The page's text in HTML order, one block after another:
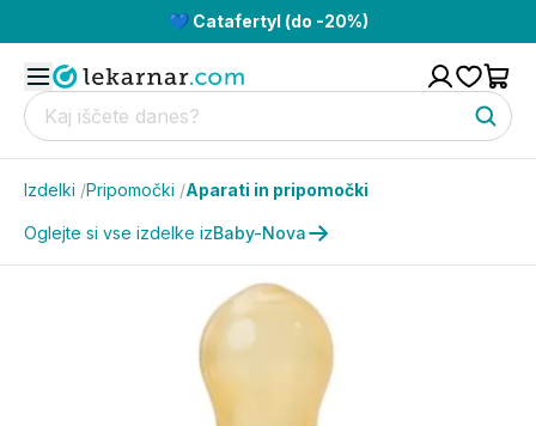
💙 Catafertyl (do -20%)
Izdelki /Pripomočki /Aparati in pripomočki
Oglejte si vse izdelke izBaby-Nova